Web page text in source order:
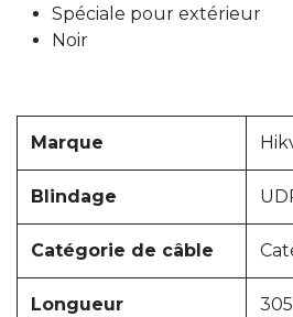
Spéciale pour extérieur
Noir
Marque
Blindage
Catégorie de câble
Longueur